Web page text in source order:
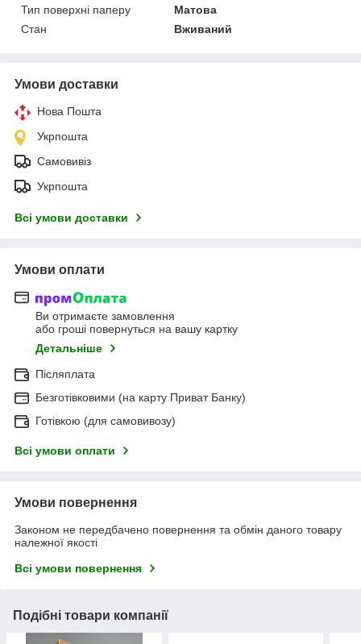
Тип поверхні паперу
Матова
Стан
Вживаний
Умови доставки
Нова Пошта
Укрпошта
Самовивіз
Укрпошта
Всі умови доставки
Умови оплати
Ви отримаєте замовлення
або гроші повернуться на вашу картку
Детальніше
Післяплата
Безготівковими (на карту Приват Банку)
Готівкою (для самовивозу)
Всі умови оплати
Умови повернення
Законом не передбачено повернення та обмін даного товару
належної якості
Всі умови повернення
Подібні товари компанії